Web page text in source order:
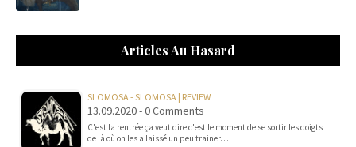
Articles Au Hasard
SLOMOSA - SLOMOSA | REVIEW
13.09.2020 - 0 Comments
C'est la rentrée ça veut dire c'est le moment de se sortir les doigts
de là où on les a laissé un peu trainer…